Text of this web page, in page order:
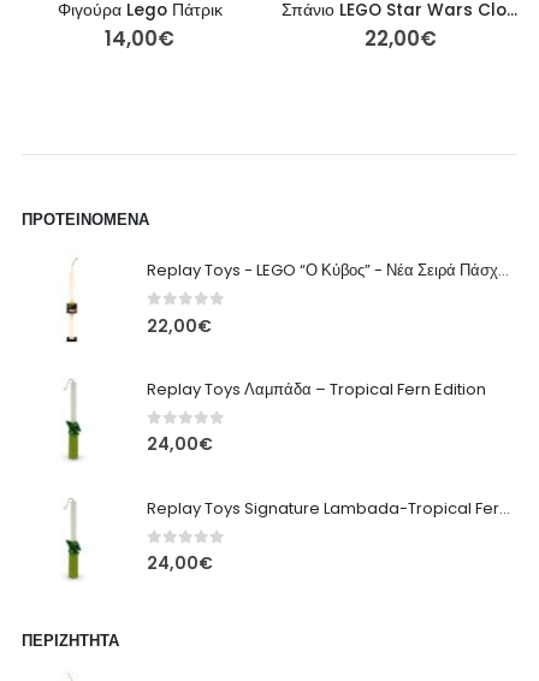
22,00€
LEGO αθλητικό παπούτσι σούπερσταρ 10282
100,00€
ΠΡΟΤΕΙΝΌΜΕΝΑ
Replay Toys - LEGO “Ο Κύβος” - Νέα Σειρά Πάσχα 2026 Λαμπάδα
0out of 5
22,00€
Replay Toys Λαμπάδα – Tropical Fern Edition
0 out of 5
24,00€
Replay Toys Signature Lambada-Tropical Fern edition 2026
0 out of 5
24,00€
ΠΕΡΙΖΉΤΗΤΑ